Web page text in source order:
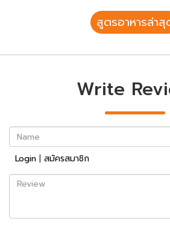
สูตรอาหารล่าสุ
Write
Name
Login | สมัครสมาชิก
Review